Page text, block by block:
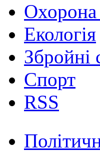
Охорона
Екологія
Збройні
Спорт
RSS